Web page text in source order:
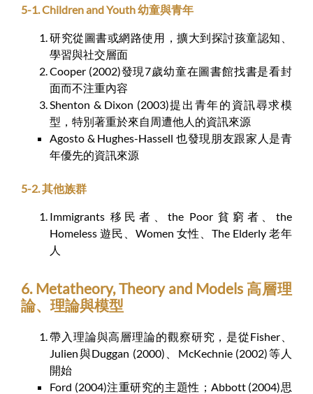
5-1. Children and Youth 幼童與青年
研究從圖書或網路使用，擴大到探討孩童認知、
學習與社交層面
Cooper (2002)發現7歲幼童在圖書館找書是看封
面而不注重內容
Shenton & Dixon (2003)提出青年的資訊尋求模
型，特別著重於來自周遭他人的資訊來源
Agosto & Hughes-Hassell 也發現朋友跟家人是青
年優先的資訊來源
5-2. 其他族群
Immigrants 移民者、the Poor 貧窮者、the
Homeless 遊民、Women 女性、The Elderly 老年
人
6. Metatheory, Theory and Models 高層理
論、理論與模型
帶入理論與高層理論的觀察研究，是從Fisher、
Julien與Duggan (2000)、McKechnie (2002)等人
開始
Ford (2004)注重研究的主題性；Abbott (2004)思